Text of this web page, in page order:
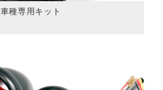
車種専用キット